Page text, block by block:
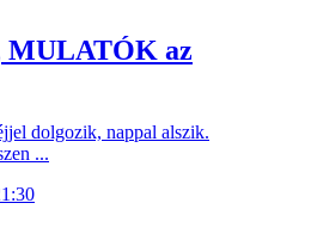
az
dolgozik, nappal alszik.
...